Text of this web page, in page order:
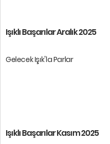
Işıklı Başarılar Aralık 2025
Gelecek Işık'la Parlar
Işıklı Başarılar Kasım 2025